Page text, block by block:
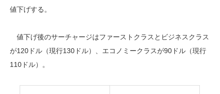
値下げする。
値下げ後のサーチャージはファーストクラスとビジネスクラス
が120ドル（現行130ドル）、エコノミークラスが90ドル（現行
110ドル）。